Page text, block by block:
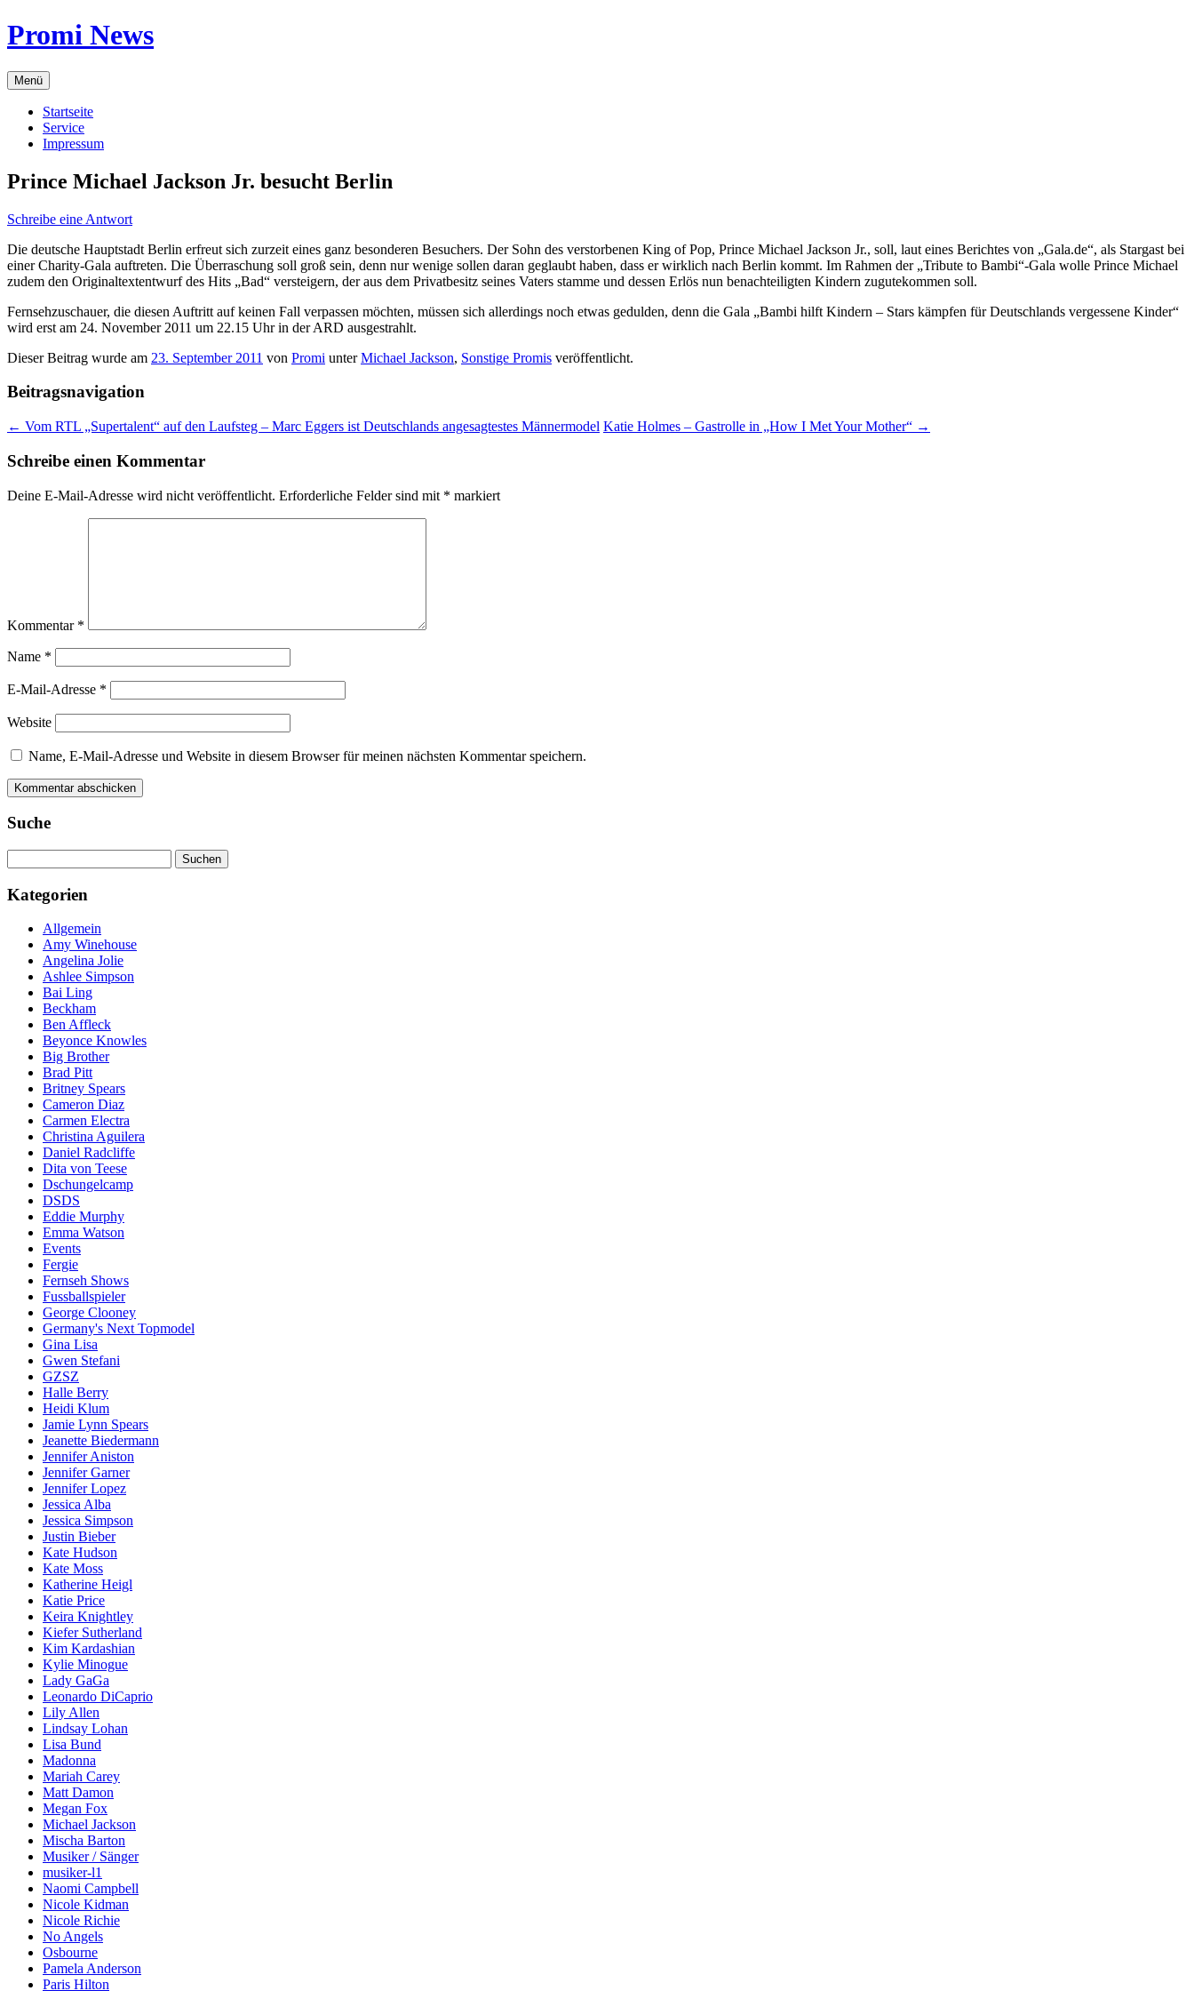
Zum
Inhalt
Promi News
Menü
Startseite
Service
Impressum
Prince Michael Jackson Jr. besucht Berlin
Schreibe eine Antwort
Die deutsche Hauptstadt Berlin erfreut sich zurzeit eines ganz besonderen Besuchers. Der Sohn des verstorbenen King of Pop, Prince Michael Jackson Jr., soll, laut eines Berichtes von „Gala.de“, als Stargast bei
einer Charity-Gala auftreten. Die Überraschung soll groß sein, denn nur wenige sollen daran geglaubt haben, dass er wirklich nach Berlin kommt. Im Rahmen der „Tribute to Bambi“-Gala wolle Prince Michael
zudem den Originaltextentwurf des Hits „Bad“ versteigern, der aus dem Privatbesitz seines Vaters stamme und dessen Erlös nun benachteiligten Kindern zugutekommen soll.
Fernsehzuschauer, die diesen Auftritt auf keinen Fall verpassen möchten, müssen sich allerdings noch etwas gedulden, denn die Gala „Bambi hilft Kindern – Stars kämpfen für Deutschlands vergessene Kinder“
wird erst am 24. November 2011 um 22.15 Uhr in der ARD ausgestrahlt.
Dieser Beitrag wurde am 23. September 2011 von Promi unterMichael Jackson, Sonstige Promis veröffentlicht.
Beitragsnavigation
← Vom RTL „Supertalent“ auf den Laufsteg – Marc Eggers ist Deutschlands angesagtestes Männermodel Katie Holmes – Gastrolle in „How I Met Your Mother“ →
Schreibe einen Kommentar
Deine E-Mail-Adresse wird nicht veröffentlicht. Erforderliche Felder sind mit * markiert
Kommentar *
Name *
E-Mail-Adresse *
Website
Name, E-Mail-Adresse und Website in diesem Browser für meinen nächsten Kommentar speichern.
Suche
nach:
Kategorien
Allgemein
Amy Winehouse
Angelina Jolie
Ashlee Simpson
Bai Ling
Beckham
Ben Affleck
Beyonce Knowles
Big Brother
Brad Pitt
Britney Spears
Cameron Diaz
Carmen Electra
Christina Aguilera
Daniel Radcliffe
Dita von Teese
Dschungelcamp
DSDS
Eddie Murphy
Emma Watson
Events
Fergie
Fernseh Shows
Fussballspieler
George Clooney
Germany's Next Topmodel
Gina Lisa
Gwen Stefani
GZSZ
Halle Berry
Heidi Klum
Jamie Lynn Spears
Jeanette Biedermann
Jennifer Aniston
Jennifer Garner
Jennifer Lopez
Jessica Alba
Jessica Simpson
Justin Bieber
Kate Hudson
Kate Moss
Katherine Heigl
Katie Price
Keira Knightley
Kiefer Sutherland
Kim Kardashian
Kylie Minogue
Lady GaGa
Leonardo DiCaprio
Lily Allen
Lindsay Lohan
Lisa Bund
Madonna
Mariah Carey
Matt Damon
Megan Fox
Michael Jackson
Mischa Barton
Musiker / Sänger
musiker-l1
Naomi Campbell
Nicole Kidman
Nicole Richie
No Angels
Osbourne
Pamela Anderson
Paris Hilton